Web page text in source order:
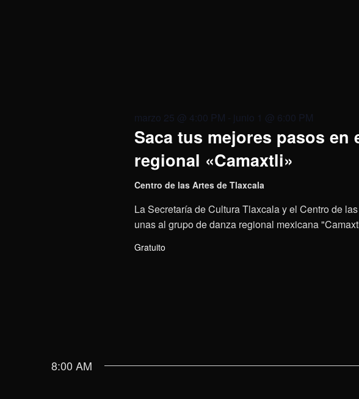
Saca tus mejores pasos en
regional «Camaxtli»
marzo 25 @ 4:00 PM - junio 1 @ 6:00 PM
Centro de las Artes de Tlaxcala
La Secretaría de Cultura Tlaxcala y el Centro de
unas al grupo de danza regional mexicana
Gratuito
8:00 AM